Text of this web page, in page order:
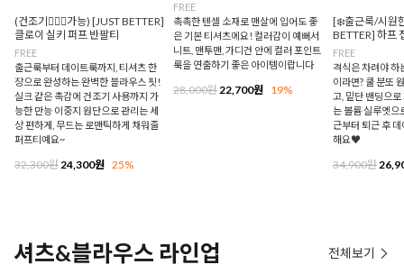
(건조기🙆🏻‍♀️가능) [JUST BETTER]
클로이 실키 퍼프 반팔티
FREE
출근룩부터 데이트룩까지, 티셔츠 한
장으로 완성하는 완벽한 블라우스 핏!
실크 같은 촉감에 건조기 사용까지 가
능한 만능 이중지 원단으로 관리는 세
상 편하게, 무드는 로맨틱하게 채워줄
퍼프티예요~
32,300원24,300원 25%
FREE
촉촉한 텐셀 소재로 맨살에 입어도 좋
은 기본 티셔츠에요! 컬러감이 예뻐서
니트, 맨투맨, 가디건 안에 컬러 포인트
룩을 연출하기 좋은 아이템이랍니다
28,000원22,700원 19%
[❄️출근룩/시원
BETTER] 하프
FREE
격식은 차려야 하
이라면? 쿨 분또
고, 밑단 밴딩으
는 볼륨 실루엣으
근부터 퇴근 후
해요♥
34,900원
셔츠&블라우스 라인업 전체보기